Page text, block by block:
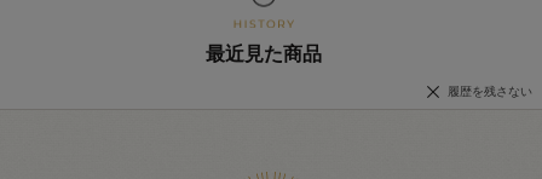
最近見た商品
履歴を残さない